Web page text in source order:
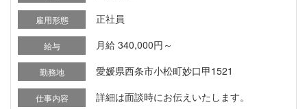
雇用形態 正社員
給与 月給 340,000円～
勤務地 愛媛県西条市小松町妙口甲1521
仕事内容 詳細は面談時にお伝えいたします。